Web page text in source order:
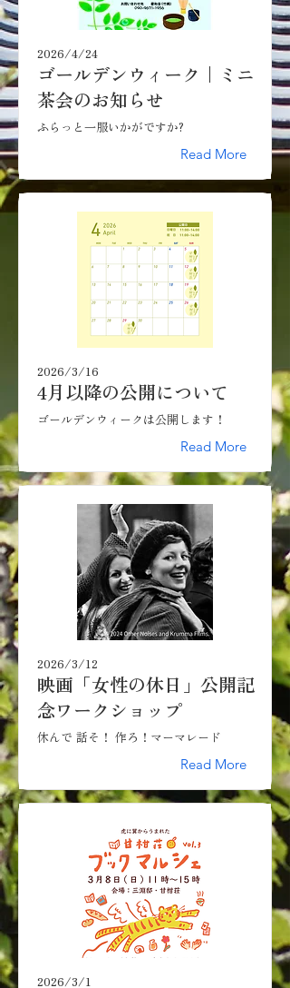
2026/4/24
ゴールデンウィーク｜ミニ
茶会のお知らせ
ふらっと一服いかがですか?
Read More
2026/3/16
4月以降の公開について
ゴールデンウィークは公開します！
Read More
2026/3/12
映画「女性の休日」公開記
念ワークショップ
休んで 話そ！ 作ろ！マーマレード
Read More
2026/3/1